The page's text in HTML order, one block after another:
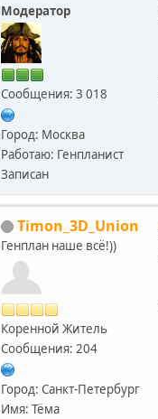
Модератор
Сообщения: 3 018
Город: Москва
Работаю: Генпланист
Записан
Timon_3D_Union
Генплан наше всё!))
Коренной Житель
Сообщения: 204
Город: Санкт-Петербург
Имя: Тёма